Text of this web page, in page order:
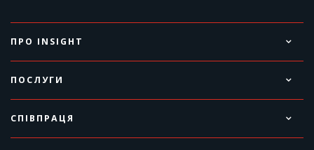
ПРО INSIGHT
ПОСЛУГИ
СПІВПРАЦЯ